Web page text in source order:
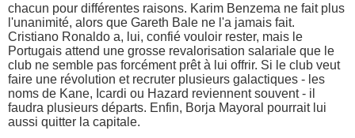
chacun pour différentes raisons. Karim Benzema ne fait plus
l'unanimité, alors que Gareth Bale ne l'a jamais fait.
Cristiano Ronaldo a, lui, confié vouloir rester, mais le
Portugais attend une grosse revalorisation salariale que le
club ne semble pas forcément prêt à lui offrir. Si le club veut
faire une révolution et recruter plusieurs galactiques - les
noms de Kane, Icardi ou Hazard reviennent souvent - il
faudra plusieurs départs. Enfin, Borja Mayoral pourrait lui
aussi quitter la capitale.